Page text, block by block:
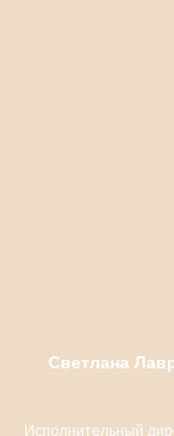
Светлана
Исполнительный